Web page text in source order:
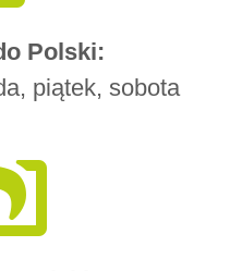
Polski:
piątek, sobota